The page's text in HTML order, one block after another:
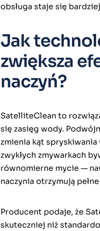
obsługa staje się
Jak
zwiększa
naczyń?
SatelliteClean to
się zasięg wody.
zmienia kąt
zwykłych zmywarkach
równomierne mycie —
naczynia otrzymują
Producent podaje, że
skuteczniej niż